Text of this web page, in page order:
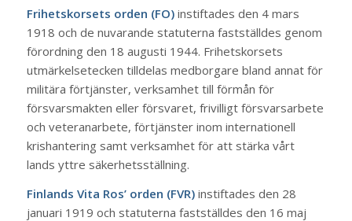
Frihetskorsets orden (FO)instiftades den 4 mars
1918 och de nuvarande statuterna fastställdes genom
förordning den 18 augusti 1944. Frihetskorsets
utmärkelsetecken tilldelas medborgare bland annat för
militära förtjänster, verksamhet till förmån för
försvarsmakten eller försvaret, frivilligt försvarsarbete
och veteranarbete, förtjänster inom internationell
krishantering samt verksamhet för att stärka vårt
lands yttre säkerhetsställning.
Finlands Vita Ros’ orden (FVR)instiftades den 28
januari 1919 och statuterna fastställdes den 16 maj